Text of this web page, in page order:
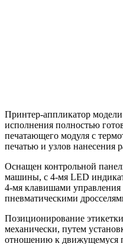
Принтер-аппликатор
исполнения полностью
печатающего модуля с
печатью и узлов нанесения
Оснащен контрольной
машины, с 4-мя LED
4-мя клавишами
пневматическими
Позиционирование
механически, путем
отношению к движущемуся